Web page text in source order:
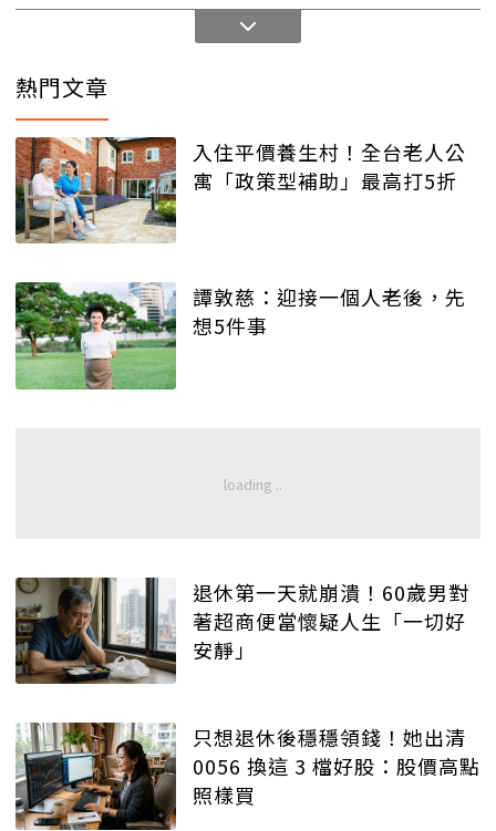
熱門文章
入住平價養生村！全台老人公
寓「政策型補助」最高打5折
譚敦慈：迎接一個人老後，先
想5件事
退休第一天就崩潰！60歲男對
著超商便當懷疑人生「一切好
安靜」
只想退休後穩穩領錢！她出清
0056 換這 3 檔好股：股價高點
照樣買